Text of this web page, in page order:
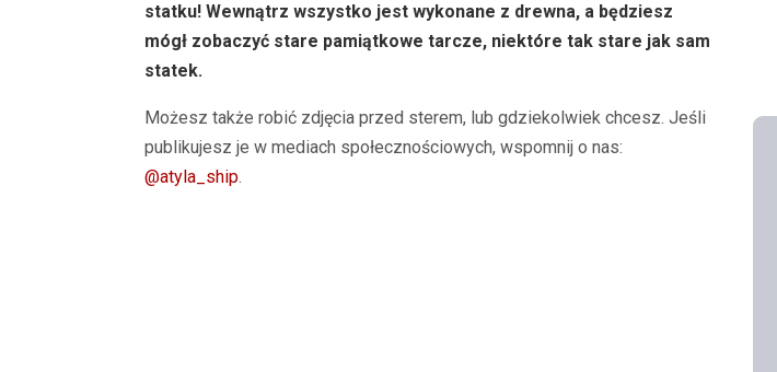
statku! Wewnątrz wszystko jest wykonane z drewna, a będziesz
mógł zobaczyć stare pamiątkowe tarcze, niektóre tak stare jak sam
statek.
Możesz także robić zdjęcia przed sterem, lub gdziekolwiek chcesz. Jeśli
publikujesz je w mediach społecznościowych, wspomnij o nas:
@atyla_ship.